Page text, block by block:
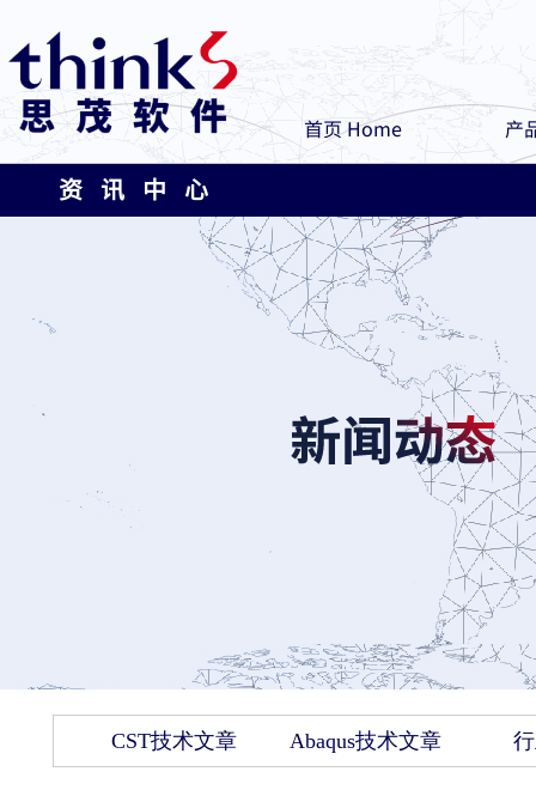
首页 Home 产
资 讯 中 心
CST技术文章 Abaqus技术文章